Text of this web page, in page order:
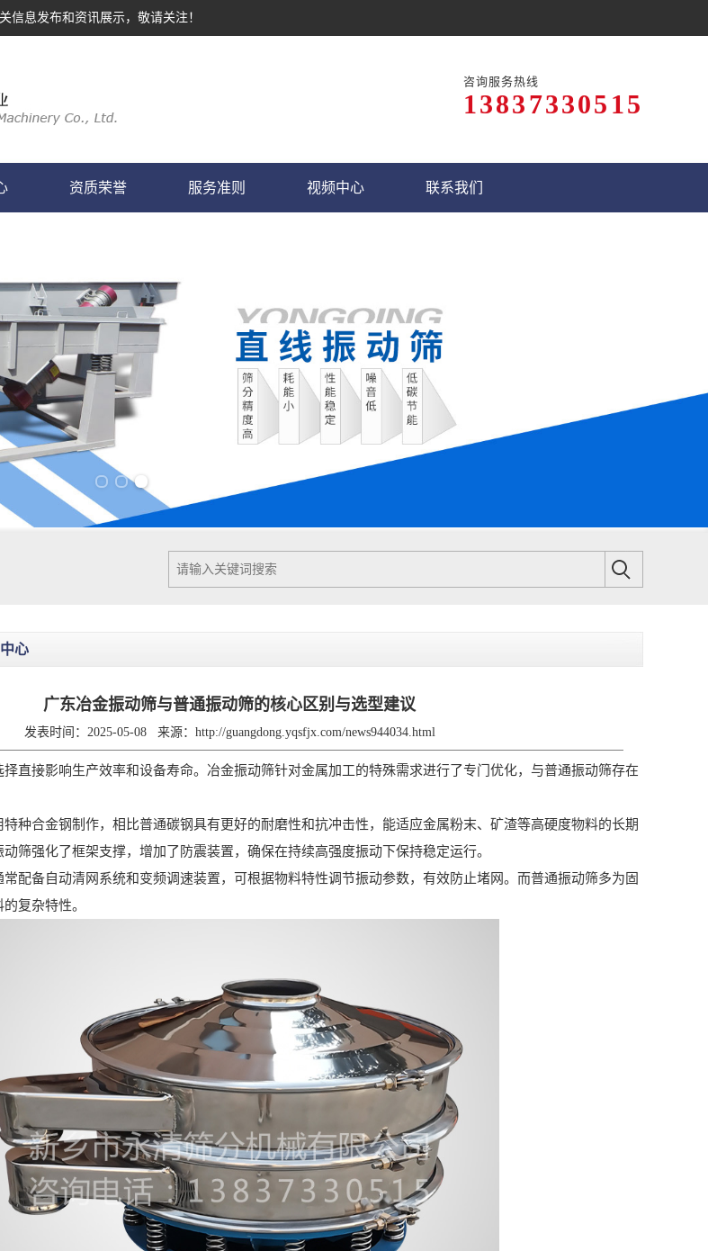
信息发布和资讯展示，敬请关注！
咨询服务热线
13837330515
资质荣誉 服务准则 视频中心 联系我们
心
广东冶金振动筛与普通振动筛的核心区别与选型建议
发表时间：2025-05-08 来源： http://guangdong.yqsfjx.com/news944034.html
接影响生产效率和设备寿命。冶金振动筛针对金属加工的特殊需求进行了专门优化，与普通振动筛存在
合金钢制作，相比普通碳钢具有更好的耐磨性和抗冲击性，能适应金属粉末、矿渣等高硬度物料的长期
筛强化了框架支撑，增加了防震装置，确保在持续高强度振动下保持稳定运行。
备自动清网系统和变频调速装置，可根据物料特性调节振动参数，有效防止堵网。而普通振动筛多为固
复杂特性。